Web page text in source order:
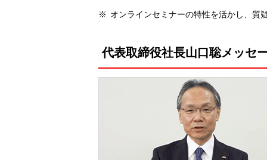
オンラインセミナーの特性を活かし、質
代表取締役社長山口聡メッセ